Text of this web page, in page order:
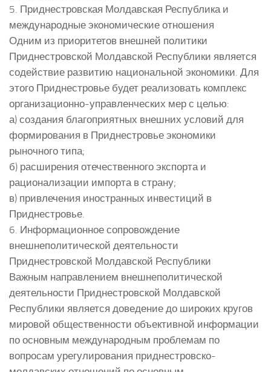
5. Приднестровская Молдавская Республика и
международные экономические отношения
Одним из приоритетов внешней политики
Приднестровской Молдавской Республики является
содействие развитию национальной экономики. Для
этого Приднестровье будет реализовать комплекс
организационно-управленческих мер с целью:
а) создания благоприятных внешних условий для
формирования в Приднестровье экономики
рыночного типа;
б) расширения отечественного экспорта и
рационализации импорта в страну;
в) привлечения иностранных инвестиций в
Приднестровье.
6. Информационное сопровождение
внешнеполитической деятельности
Приднестровской Молдавской Республики
Важным направлением внешнеполитической
деятельности Приднестровской Молдавской
Республики является доведение до широких кругов
мировой общественности объективной информации
по основным международным проблемам по
вопросам урегулирования приднестровско-